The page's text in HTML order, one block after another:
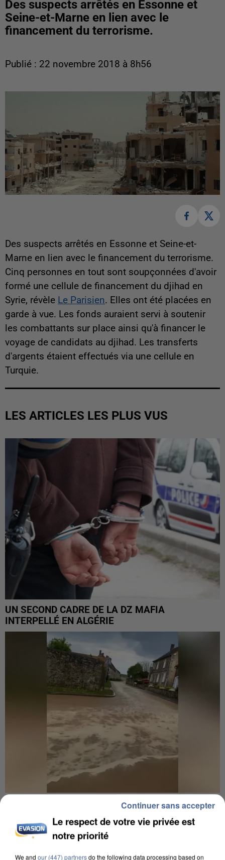
Des suspects arrêtés en Essonne et
Seine-et-Marne en lien avec le
financement du terrorisme.
Publié : 22 novembre 2018 à 8h56
Des suspects arrêtés en Essonne et Seine-et-
Marne en lien avec le financement du terrorisme.
Cinq personnes en tout sont soupçonnées d'avoir
formé une cellule de financement du djihad en
Syrie, révèle Le Parisien. Elles ont été placées en
garde à vue. Les fonds auraient servi à soutenir
les combattants sur place ainsi qu'à financer le
voyage de candidats au djihad. Les transferts
d'argents étaient effectués via une cellule en
Turquie.
LES ARTICLES LES PLUS VUS
UN SECOND CADRE DE LA DZ MAFIA
INTERPELLÉ EN ALGÉRIE
UNE TOURISTE DE L’OISE EMPORTÉE PAR UNE
Le respect de votre vie privée est
notre priorité
We and our (447) partnersdo the following data processing based on
Continuer sans accepter